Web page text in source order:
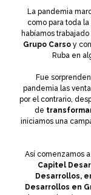
La pandemia
como para toda
habíamos
Grupo Carso y
Ruba en
Fue
pandemia las
por el contrario,
de
iniciamos una
Así comenzamos
Capitel
Desarrollos,
Desarrollos en